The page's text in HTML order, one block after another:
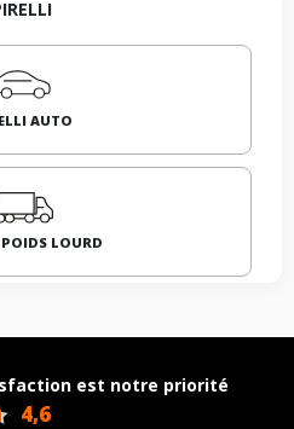
AUTO
LOURD
est notre priorité
4,6